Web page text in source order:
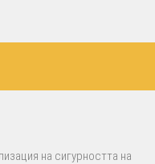
на сигурността на